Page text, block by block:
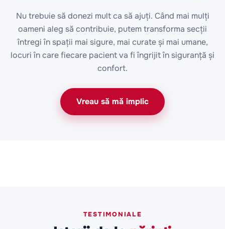
Nu trebuie să donezi mult ca să ajuți. Când mai mulți
oameni aleg să contribuie, putem transforma secții
întregi în spații mai sigure, mai curate și mai umane,
locuri în care fiecare pacient va fi îngrijit în siguranță și
confort.
Vreau să mă implic
TESTIMONIALE